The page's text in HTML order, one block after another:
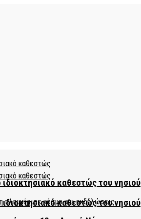
καθεστώς του νησιού
καθεστώς του νησιού